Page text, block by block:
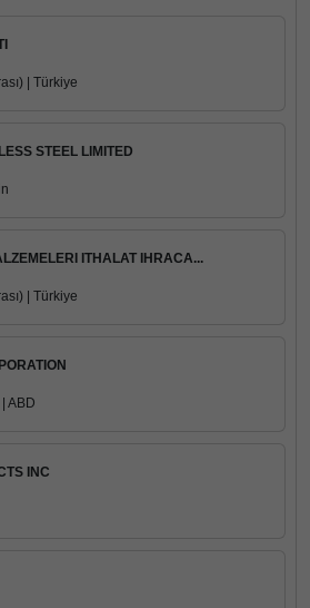
| Türkiye
STEEL LIMITED
ITHALAT IHRACA...
| Türkiye
ABD
INC